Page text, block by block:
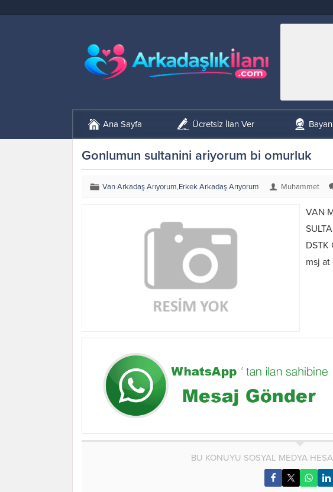
Ana Sayfa Ücretsiz İlan Ver
Gonlumun sultanini ariyorum bi omurluk
Van Arkadaş Arıyorum,Erkek Arkadaş Arıyorum Muhammet
VAN
DSTK
msj at
BU KONUYU SOSYAL MEDYA